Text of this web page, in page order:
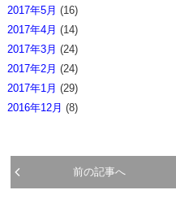
2017年5月 (16)
2017年4月 (14)
2017年3月 (24)
2017年2月 (24)
2017年1月 (29)
2016年12月 (8)
前の記事へ